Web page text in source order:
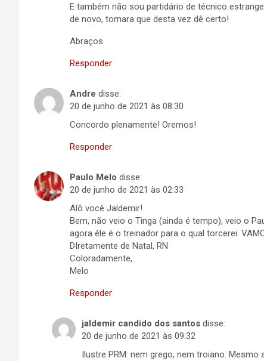
E também não sou partidário de técnico
de novo, tomara que desta vez dê certo!
Abraços
Responder
Andre disse:
20 de junho de 2021 às 08:30
Concordo plenamente! Oremos!
Responder
Paulo Melo disse:
20 de junho de 2021 às 02:33
Alô você Jaldemir!
Bem, não veio o Tinga (ainda é tempo), veio o
agora éle é o treinador para o qual torcerei.
DIretamente de Natal, RN
Coloradamente,
Melo
Responder
jaldemir candido dos santos disse:
20 de junho de 2021 às 09:32
Ilustre PRM: nem grego, nem troiano.